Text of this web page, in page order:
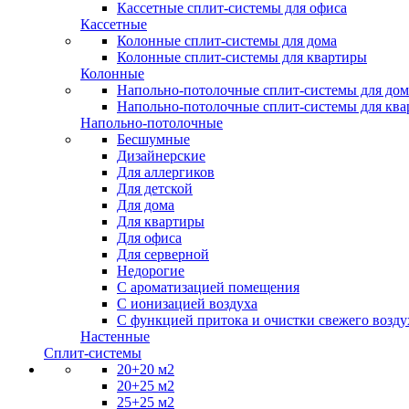
Кассетные сплит-системы для офиса
Кассетные
Колонные сплит-системы для дома
Колонные сплит-системы для квартиры
Колонные
Напольно-потолочные сплит-системы для
Напольно-потолочные сплит-системы для
Напольно-потолочные
Бесшумные
Дизайнерские
Для аллергиков
Для детской
Для дома
Для квартиры
Для офиса
Для серверной
Недорогие
С ароматизацией помещения
С ионизацией воздуха
С функцией притока и очистки свежего
Настенные
Сплит-системы
20+20 м2
20+25 м2
25+25 м2